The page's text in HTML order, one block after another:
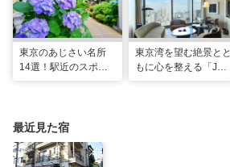
東京のあじさい名所
14選！駅近のスポッ
東京湾を望む絶景とと
もに心を整える「JW
最近見た宿